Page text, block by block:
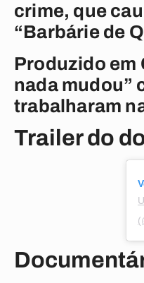
crime, que
“Barbárie de
Produzido em
nada mudou”
trabalharam
Trailer do